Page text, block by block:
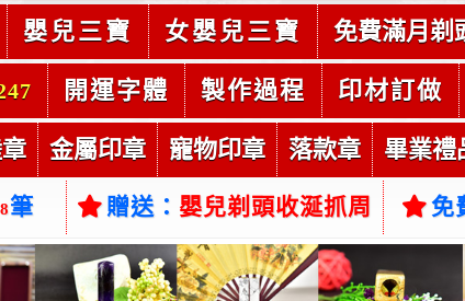
嬰兒三寶 女嬰兒三寶 免費滿月剃
開運字體 製作過程 印材訂做
金屬印章 寵物印章 落款章 畢業禮
筆 贈送： 嬰兒剃頭收涎抓周 免